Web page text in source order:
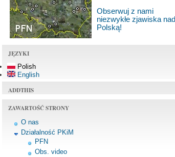
Obserwuj z nami
niezwykłe zjawiska nad
Polską!
JĘZYKI
Polish
English
ADDTHIS
ZAWARTOŚĆ STRONY
O nas
Działalność PKiM
PFN
Obs. video